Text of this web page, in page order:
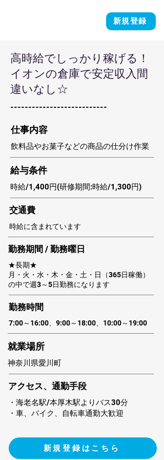
新規登録
高時給でしっかり稼げる！
イオンの倉庫で安定収入間
違いなし☆
---------------------------
​仕事内容
飲料品やお菓子などの商品の仕分け作業
​給与条件
時給/1,400円(研修期間:時給/1,300円)
​交通費
時給に含まれています
勤務期間 / 勤務曜日
★長期★
月・火・水・木・金・土・日（365日稼働）
の中で週3～5日勤務になります
​勤務時間
7:00～16:00、9:00～18:00、10:00～19:00
​就業場所
神奈川県愛川町
アクセス、通勤手段
・海老名駅/本厚木駅よりバス30分
・車、バイク、自転車通勤大歓迎
新規登録はこちら